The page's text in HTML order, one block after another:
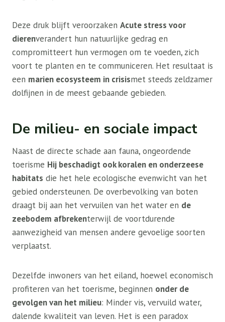
Deze druk blijft veroorzaken Acute stress voor
dierenverandert hun natuurlijke gedrag en
compromitteert hun vermogen om te voeden, zich
voort te planten en te communiceren. Het resultaat is
een marien ecosysteem in crisismet steeds zeldzamer
dolfijnen in de meest gebaande gebieden.
De milieu- en sociale impact
Naast de directe schade aan fauna, ongeordende
toerisme Hij beschadigt ook koralen en onderzeese
habitats die het hele ecologische evenwicht van het
gebied ondersteunen. De overbevolking van boten
draagt ​​bij aan het vervuilen van het water en de
zeebodem afbrekenterwijl de voortdurende
aanwezigheid van mensen andere gevoelige soorten
verplaatst.
Dezelfde inwoners van het eiland, hoewel economisch
profiteren van het toerisme, beginnen onder de
gevolgen van het milieu: Minder vis, vervuild water,
dalende kwaliteit van leven. Het is een paradox